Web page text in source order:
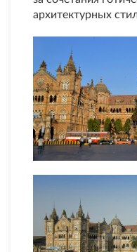
архитектурных